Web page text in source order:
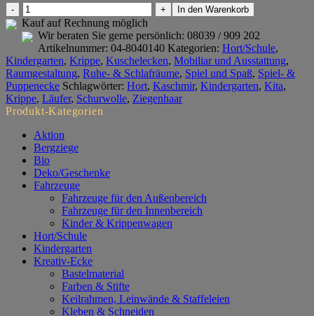
Läufer
INTERLIFE,
Preis
pro
qm
Menge
In den Warenkorb
Kauf auf Rechnung möglich
Wir beraten Sie gerne persönlich: 08039 / 909 202
Artikelnummer: 04-8040140 Kategorien: Hort/Schule,
Kindergarten, Krippe, Kuschelecken, Mobiliar und Ausstattung,
Raumgestaltung, Ruhe- & Schlafräume, Spiel und Spaß, Spiel- &
Puppenecke Schlagwörter: Hort, Kaschmir, Kindergarten, Kita,
Krippe, Läufer, Schurwolle, Ziegenhaar
Produkt-Kategorien
Aktion
Bergziege
Bio
Deko/Geschenke
Fahrzeuge
Fahrzeuge für den Außenbereich
Fahrzeuge für den Innenbereich
Kinder & Krippenwagen
Hort/Schule
Kindergarten
Kreativ-Ecke
Bastelmaterial
Farben & Stifte
Keilrahmen, Leinwände & Staffeleien
Kleben & Schneiden